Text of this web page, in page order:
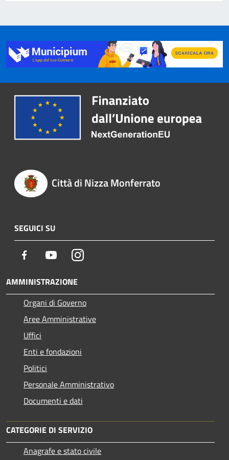
Città di Nizza Monferrato
SEGUICI SU
Facebook YoutubeInstagram
AMMINISTRAZIONE
Organi di Governo
Aree Amministrative
Uffici
Enti e fondazioni
Politici
Personale Amministrativo
Documenti e dati
CATEGORIE DI SERVIZIO
Anagrafe e stato civile